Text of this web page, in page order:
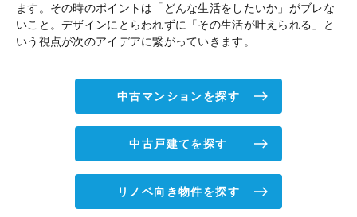
ます。その時のポイントは「どんな生活をしたいか」がブレな
いこと。デザインにとらわれずに「その生活が叶えられる」と
いう視点が次のアイデアに繋がっていきます。
中古マンションを探す
中古戸建てを探す
リノベ向き物件を探す